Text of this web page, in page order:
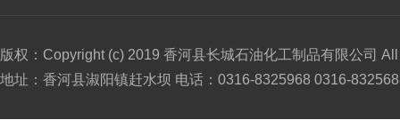
版权：Copyright (c) 2019 香河县长城石油化工制品有限公司
地址：香河县淑阳镇赶水坝 电话：0316-8325968 0316-